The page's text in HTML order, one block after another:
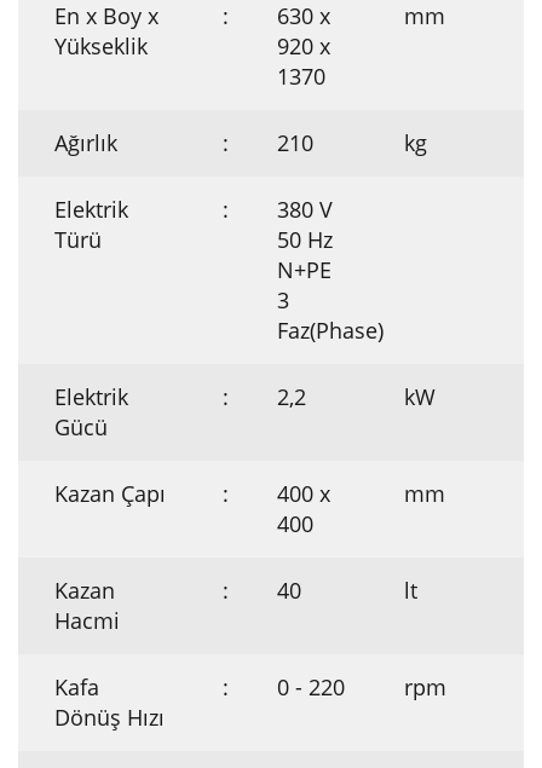
En x Boy x
Yükseklik
:
630 x
920 x
1370
mm
Ağırlık : 210 kg
Elektrik
Türü
:
380 V
50 Hz
N+PE
3
Faz(Phase)
Elektrik
Gücü
: 2,2 kW
Kazan Çapı :
400 x
400
mm
Kazan
Hacmi
: 40 lt
Kafa
Dönüş Hızı
: 0 - 220 rpm